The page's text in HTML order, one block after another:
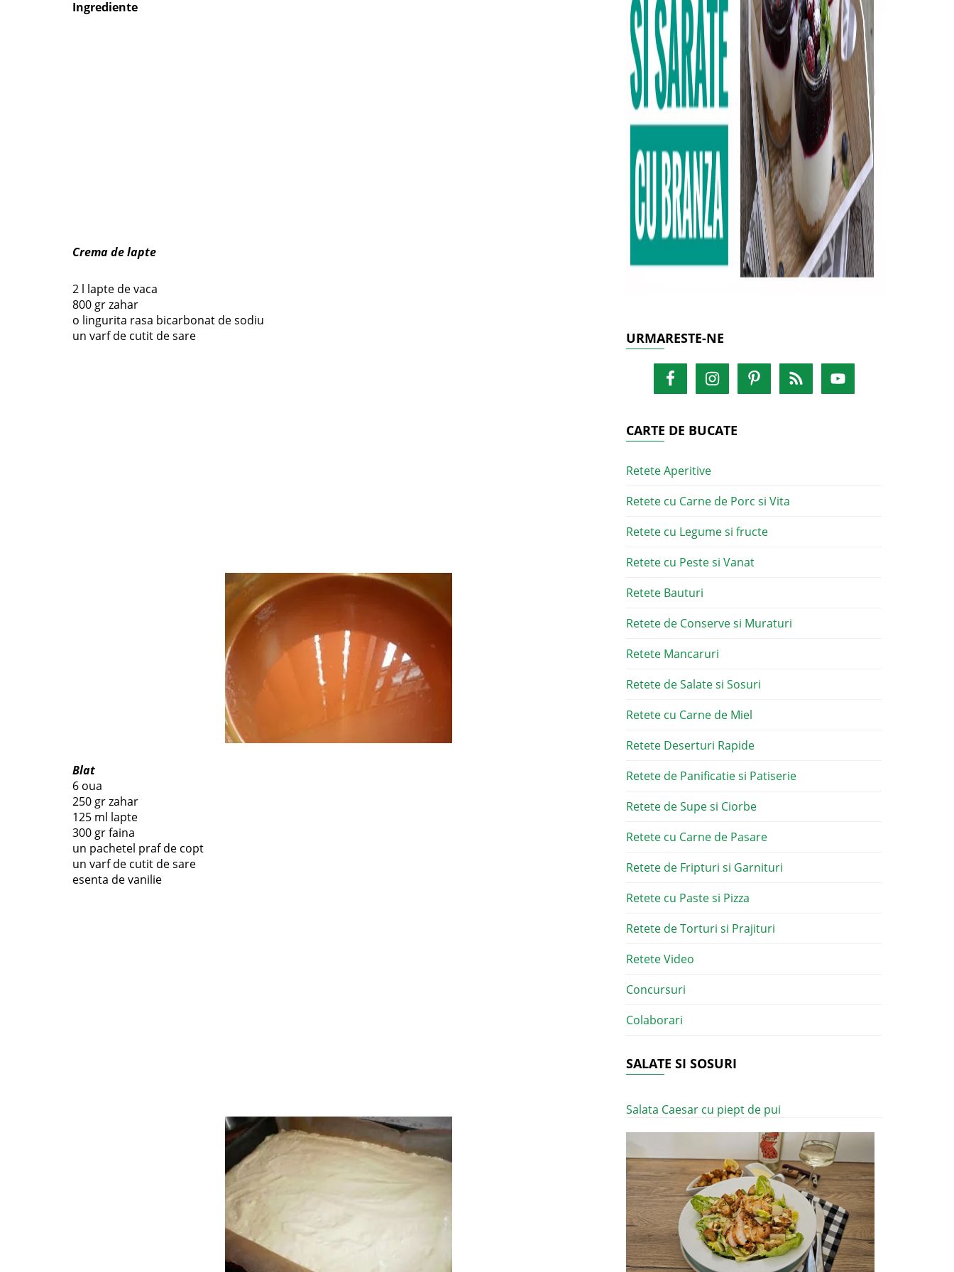
Ingrediente
Crema de lapte
2 l lapte de vaca
800 gr zahar
o lingurita rasa bicarbonat de sodiu
un varf de cutit de sare
Blat
6 oua
250 gr zahar
125 ml lapte
300 gr faina
un pachetel praf de copt
un varf de cutit de sare
esenta de vanilie
URMARESTE-NE
CARTE DE BUCATE
Retete Aperitive
Retete cu Carne de Porc si Vita
Retete cu Legume si fructe
Retete cu Peste si Vanat
Retete Bauturi
Retete de Conserve si Muraturi
Retete Mancaruri
Retete de Salate si Sosuri
Retete cu Carne de Miel
Retete Deserturi Rapide
Retete de Panificatie si Patiserie
Retete de Supe si Ciorbe
Retete cu Carne de Pasare
Retete de Fripturi si Garnituri
Retete cu Paste si Pizza
Retete de Torturi si Prajituri
Retete Video
Concursuri
Colaborari
SALATE SI SOSURI
Salata Caesar cu piept de pui